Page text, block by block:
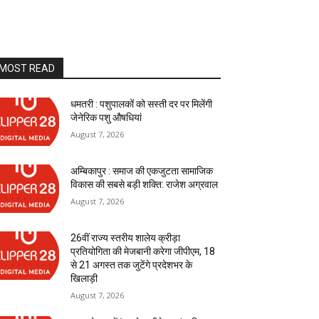
READ
धमतरी : पशुपालकों को सस्ती दर पर मिलेंगी
जेनेरिक पशु औषधियां
August 7, 2026
अम्बिकापुर : समाज की एकजुटता सामाजिक
विकास की सबसे बड़ी शक्ति: राजेश अग्रवाल
August 7, 2026
26वीं राज्य स्तरीय शालेय क्रीड़ा
प्रतियोगिता की मेजबानी करेगा जीपीएम, 18
से 21 अगस्त तक जुटेंगे प्रदेशभर के
खिलाड़ी
August 7, 2026